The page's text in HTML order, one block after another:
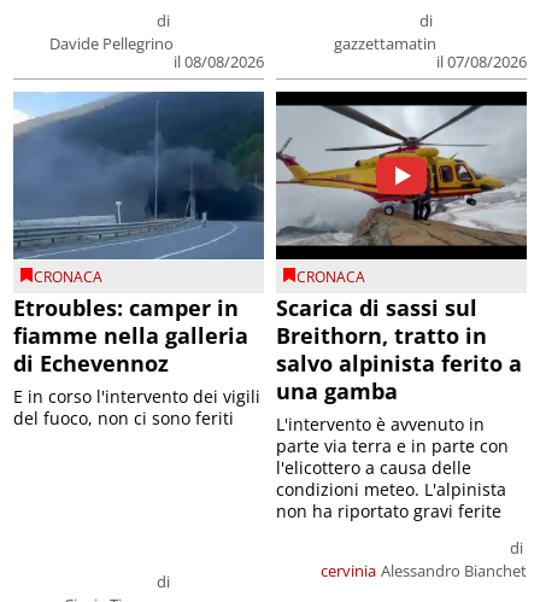
di
Davide Pellegrino
il 08/08/2026
di
gazzettamatin
il 07/08/2026
CRONACA
Etroubles: camper in
fiamme nella galleria
di Echevennoz
di
E in corso l'intervento dei vigili
del fuoco, non ci sono feriti
CRONACA
Scarica di sassi sul
Breithorn, tratto in
salvo alpinista ferito a
una gamba
cervinia
di
Alessandro Bianchet
L'intervento è avvenuto in
parte via terra e in parte con
l'elicottero a causa delle
condizioni meteo. L'alpinista
non ha riportato gravi ferite